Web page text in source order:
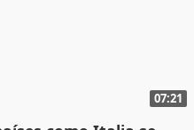
07:21